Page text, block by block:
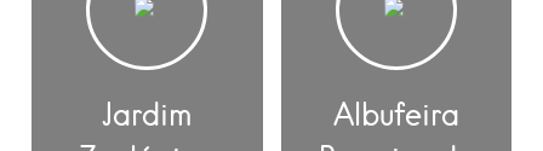
Jardim
Albufeira